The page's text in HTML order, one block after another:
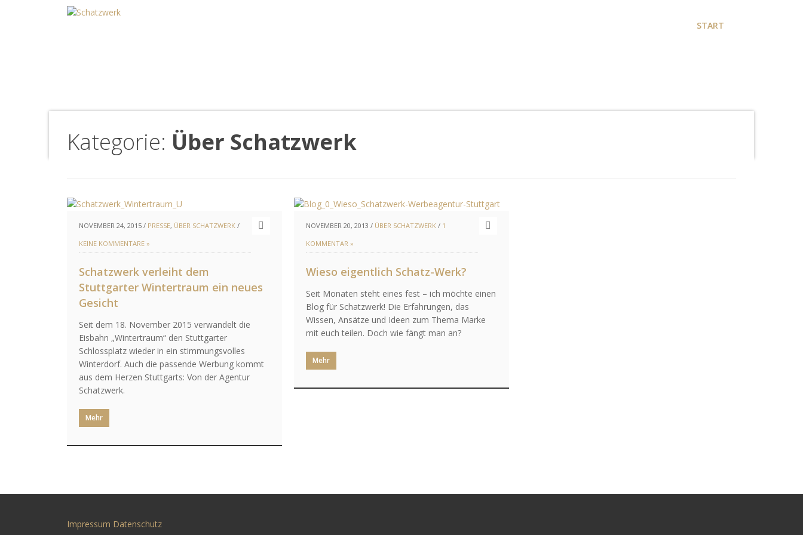
START
Kategorie: Über Schatzwerk
NOVEMBER 24, 2015 / PRESSE, ÜBER SCHATZWERK /
KEINE KOMMENTARE »
Schatzwerk verleiht dem
Stuttgarter Wintertraum ein neues
Gesicht
Seit dem 18. November 2015 verwandelt die
Eisbahn „Wintertraum“ den Stuttgarter
Schlossplatz wieder in ein stimmungsvolles
Winterdorf. Auch die passende Werbung kommt
aus dem Herzen Stuttgarts: Von der Agentur
Schatzwerk.
Mehr
NOVEMBER 20, 2013 / ÜBER SCHATZWERK / 1
KOMMENTAR »
Wieso eigentlich Schatz-Werk?
Seit Monaten steht eines fest – ich möchte einen
Blog für Schatzwerk! Die Erfahrungen, das
Wissen, Ansätze und Ideen zum Thema Marke
mit euch teilen. Doch wie fängt man an?
Mehr
Impressum Datenschutz